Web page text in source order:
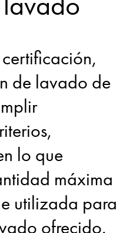
de lavado de
lo que
máxima
utilizada para
ofrecido.